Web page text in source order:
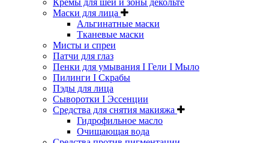
Кремы для шеи и зоны декольте
Маски для лица
Альгинатные маски
Тканевые маски
Мисты и спреи
Патчи для глаз
Пенки для умывания I Гели I Мыло
Пилинги I Cкрабы
Пэды для лица
Сыворотки I Эссенции
Средства для снятия макияжа
Гидрофильное масло
Очищающая вода